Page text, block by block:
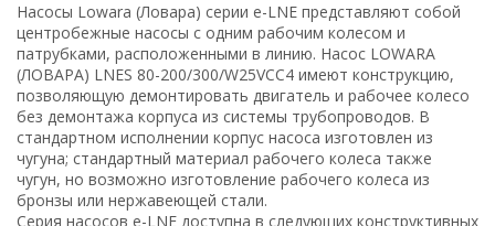
Подбор аккумуляторов холода для ЦОД
Обновленный калькулятор для подбора
промышленного электрического
водонагревателя
Заглубленные насосные станции
пожаротушения
Насосы Lowara (Ловара) серии e-LNE представляют собой
центробежные насосы с одним рабочим колесом и
патрубками, расположенными в линию. Насос LOWARA
(ЛОВАРА) LNES 80-200/300/W25VCC4 имеют конструкцию,
позволяющую демонтировать двигатель и рабочее колесо
без демонтажа корпуса из системы трубопроводов. В
стандартном исполнении корпус насоса изготовлен из
чугуна; стандартный материал рабочего колеса также
чугун, но возможно изготовление рабочего колеса из
бронзы или нержавеющей стали.
Серия насосов e-LNE доступна в следующих конструктивных